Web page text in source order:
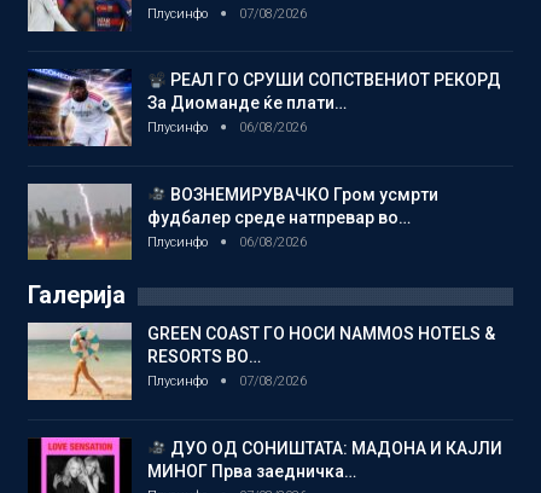
Плусинфо 07/08/2026
РЕАЛ ГО СРУШИ СОПСТВЕНИОТ РЕКОРД
За Диоманде ќе плати…
Плусинфо 06/08/2026
ВОЗНЕМИРУВАЧКО Гром усмрти
фудбалер среде натпревар во…
Плусинфо 06/08/2026
Галерија
GREEN COAST ГО НОСИ NAMMOS HOTELS &
RESORTS ВО…
Плусинфо 07/08/2026
ДУО ОД СОНИШТАТА: МАДОНА И КАЈЛИ
МИНОГ Прва заедничка…